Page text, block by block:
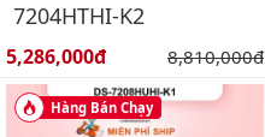
7204HTHI-K2
Giá bán:
5,286,000đ Giá gốc:
8,810,000đ
Hàng Bán Chạy